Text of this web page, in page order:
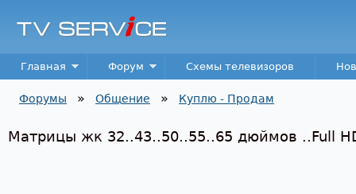
TV
Service
Main menu
Главная Форум Схемы телевизоров
Форумы » Общение » Куплю - Продам
Матрицы жк 32..43..50..55..65 дюймов ..Full